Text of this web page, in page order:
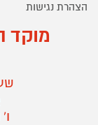
הצהרת נגישות
מוקד